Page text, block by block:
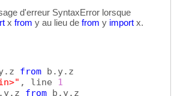
d'erreur SyntaxError lorsque
x from y au lieu de from y import x.
from b.y.z
, line 1
from b.y.z